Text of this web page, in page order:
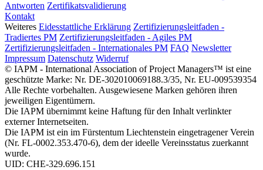
Antworten Zertifikatsvalidierung
Kontakt
Weiteres Eidesstattliche Erklärung Zertifizierungsleitfaden -
Tradiertes PM Zertifizierungsleitfaden - Agiles PM
Zertifizierungsleitfaden - Internationales PM FAQ Newsletter
Impressum Datenschutz Widerruf
© IAPM - International Association of Project Managers™ ist eine
geschützte Marke: Nr. DE-302010069188.3/35, Nr. EU-009539354
Alle Rechte vorbehalten. Ausgewiesene Marken gehören ihren
jeweiligen Eigentümern.
Die IAPM übernimmt keine Haftung für den Inhalt verlinkter
externer Internetseiten.
Die IAPM ist ein im Fürstentum Liechtenstein eingetragener Verein
(Nr. FL-0002.353.470-6), dem der ideelle Vereinsstatus zuerkannt
wurde.
UID: CHE-329.696.151